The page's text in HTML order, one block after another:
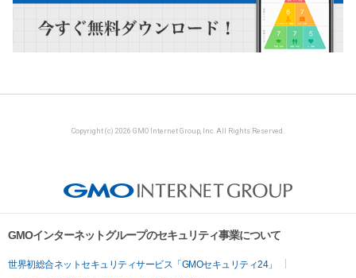
Copyright (c) 2026 GMO Internet Group, Inc. All Rights Reserved.
GMOインターネットグループのセキュリティ事業について
世界初総合ネットセキュリティサービス「GMOセキュリティ24」